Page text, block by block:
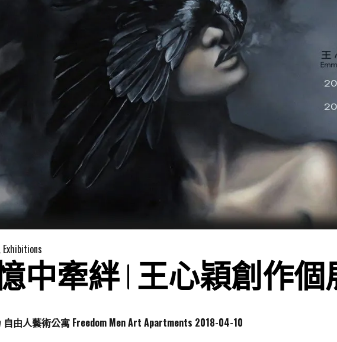
中牽絆 | 王心穎創作個
自由人藝術公寓 Freedom Men Art Apartments 2018-04-10